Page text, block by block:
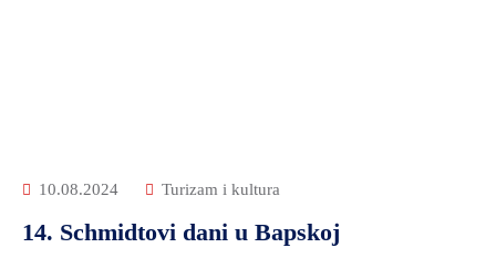
10.08.2024 Turizam i kultura
14. Schmidtovi dani u Bapskoj